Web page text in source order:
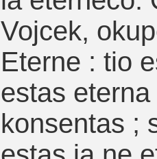
Vojcek,
Eterne : tio
estas
konsentas ;